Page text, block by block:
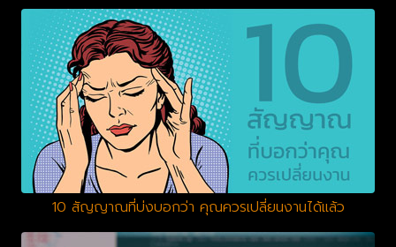
10 สัญญาณที่บ่งบอกว่า คุณควรเปลี่ยนงานได้แล้ว